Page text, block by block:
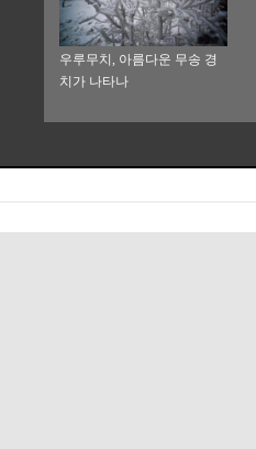
우루무치, 아름다운 무송 경
치가 나타나